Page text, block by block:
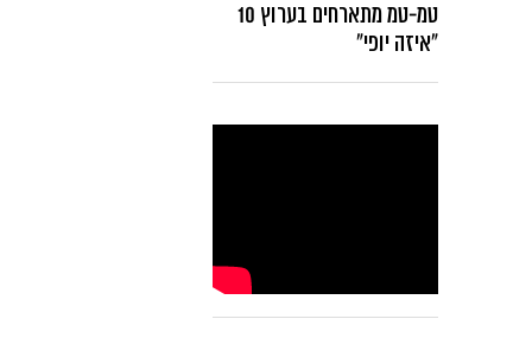
טמ-טמ מתארחים בערוץ 10
"איזה יופי"